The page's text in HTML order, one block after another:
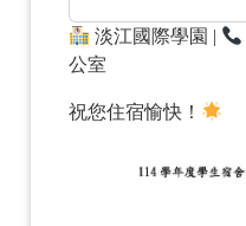
淡江國際學園 |
公室
祝您住宿愉快！